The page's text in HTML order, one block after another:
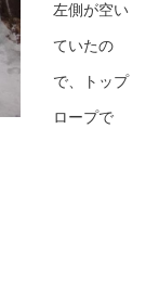
左側が空い
ていたの
で、トップ
ロープで